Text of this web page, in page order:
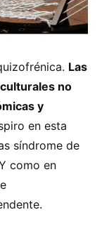
Las
no
y
en esta
síndrome de
como en